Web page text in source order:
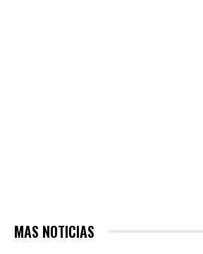
MAS NOTICIAS